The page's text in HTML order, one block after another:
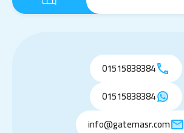
01515838384
01515838384
info@gatemasr.com